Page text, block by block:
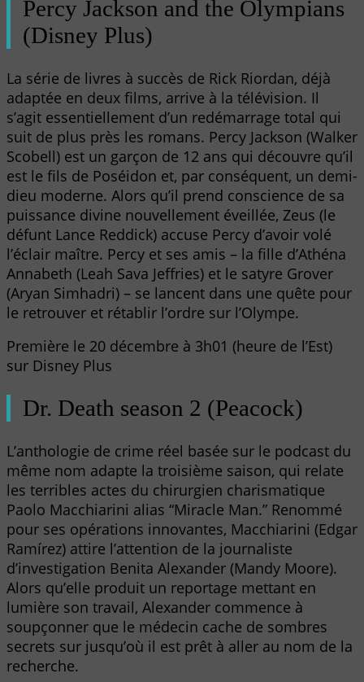
Percy Jackson and the Olympians
(Disney Plus)
La série de livres à succès de Rick Riordan, déjà
adaptée en deux films, arrive à la télévision. Il
s’agit essentiellement d’un redémarrage total qui
suit de plus près les romans. Percy Jackson (Walker
Scobell) est un garçon de 12 ans qui découvre qu’il
est le fils de Poséidon et, par conséquent, un demi-
dieu moderne. Alors qu’il prend conscience de sa
puissance divine nouvellement éveillée, Zeus (le
défunt Lance Reddick) accuse Percy d’avoir volé
l’éclair maître. Percy et ses amis – la fille d’Athéna
Annabeth (Leah Sava Jeffries) et le satyre Grover
(Aryan Simhadri) – se lancent dans une quête pour
le retrouver et rétablir l’ordre sur l’Olympe.
Première le 20 décembre à 3h01 (heure de l’Est)
sur Disney Plus
Dr. Death season 2 (Peacock)
L’anthologie de crime réel basée sur le podcast du
même nom adapte la troisième saison, qui relate
les terribles actes du chirurgien charismatique
Paolo Macchiarini alias “Miracle Man.” Renommé
pour ses opérations innovantes, Macchiarini (Edgar
Ramírez) attire l’attention de la journaliste
d’investigation Benita Alexander (Mandy Moore).
Alors qu’elle produit un reportage mettant en
lumière son travail, Alexander commence à
soupçonner que le médecin cache de sombres
secrets sur jusqu’où il est prêt à aller au nom de la
recherche.